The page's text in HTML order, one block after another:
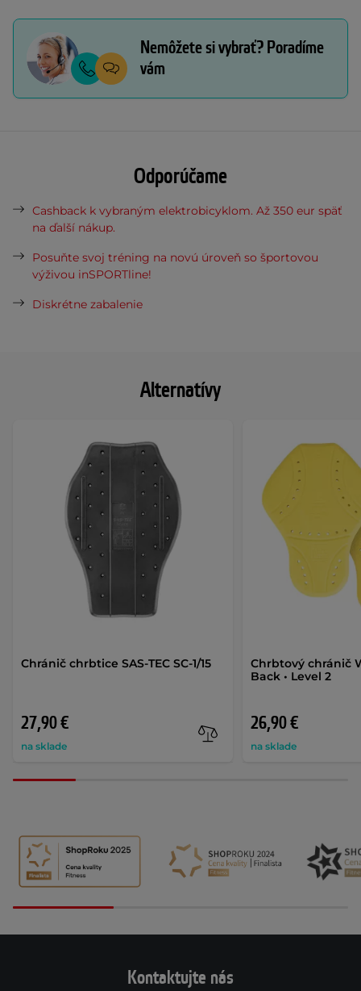
Alternatívy
Chránič chrbtice SAS-TEC SC-1/15
27,90 €
na sklade
Chrbtový chránič
Back • Level 2
26,90 €
na sklade
Nemôžete si vybrať? Poradíme
vám
Odporúčame
Cashback k vybraným elektrobicyklom. Až 350 eur späť
na ďalší nákup.
Posuňte svoj tréning na novú úroveň so športovou
výživou inSPORTline!
Diskrétne zabalenie
Kontaktujte nás